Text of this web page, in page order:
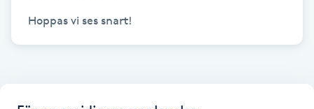
Idrottsmassage
IPL hårborttagning
Hoppas vi ses snart!